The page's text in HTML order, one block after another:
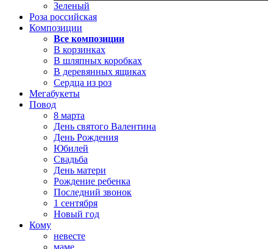
Зеленый
Роза российская
Композиции
Все композиции
В корзинках
В шляпных коробках
В деревянных ящиках
Сердца из роз
Мегабукеты
Повод
8 марта
День святого Валентина
День Рождения
Юбилей
Свадьба
День матери
Рождение ребенка
Последний звонок
1 сентября
Новый год
Кому
невесте